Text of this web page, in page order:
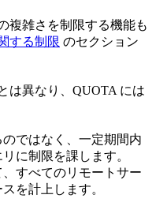
複雑さを制限する機能も
する制限 のセクション
は異なり、QUOTA には
ではなく、一定期間内
に制限を課します。
すべてのリモートサー
を計上します。